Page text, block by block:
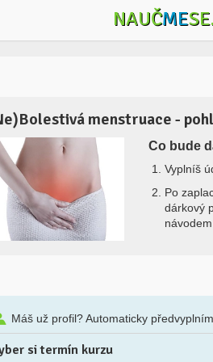
NAUČME
menstruace -
Co bude
Vyplníš
Po
dárkový
návodem
Máš už profil? Automaticky
si termín kurzu